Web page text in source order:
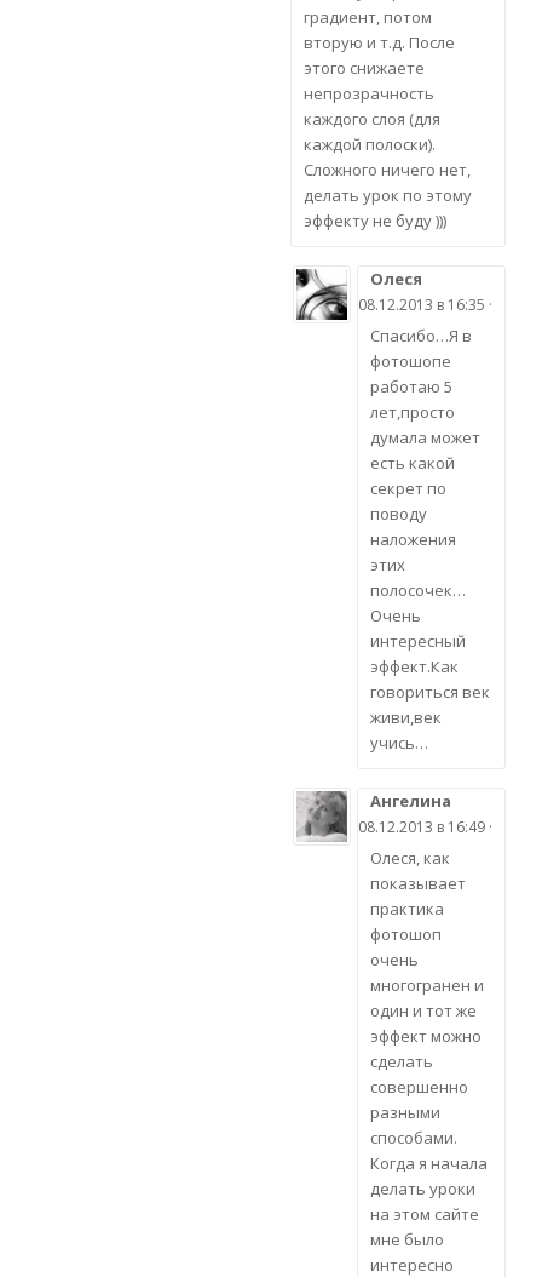
градиент, потом
вторую и т.д. После
этого снижаете
непрозрачность
каждого слоя (для
каждой полоски).
Сложного ничего нет,
делать урок по этому
эффекту не буду )))
Олеся
08.12.2013 в 16:35 ·
Спасибо…Я в
фотошопе
работаю 5
лет,просто
думала может
есть какой
секрет по
поводу
наложения
этих
полосочек…
Очень
интересный
эффект.Как
говориться век
живи,век
учись…
Ангелина
08.12.2013 в 16:49 ·
Олеся, как
показывает
практика
фотошоп
очень
многогранен и
один и тот же
эффект можно
сделать
совершенно
разными
способами.
Когда я начала
делать уроки
на этом сайте
мне было
интересно